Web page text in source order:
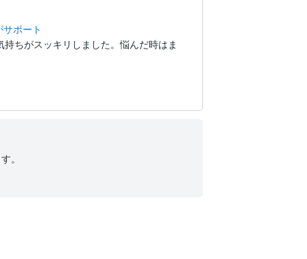
ポート
ちがスッキリしました。悩んだ時はま
。